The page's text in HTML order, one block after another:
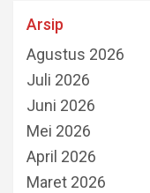
Arsip
Agustus 2026
Juli 2026
Juni 2026
Mei 2026
April 2026
Maret 2026